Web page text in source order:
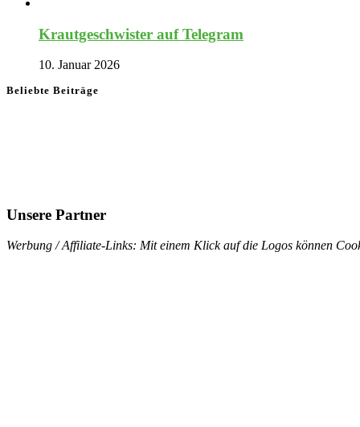
Krautgeschwister auf Telegram
10. Januar 2026
Beliebte Beiträge
Unsere Partner
Werbung / Affiliate-Links: Mit einem Klick auf die Logos können